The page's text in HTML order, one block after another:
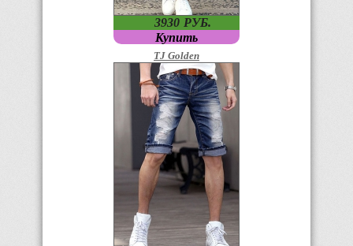
Купить
3930 PУБ.
TJ Golden